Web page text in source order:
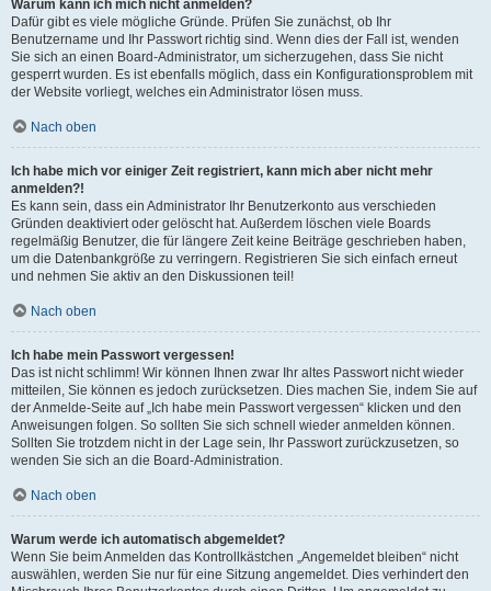
Warum kann ich mich nicht anmelden?
Dafür gibt es viele mögliche Gründe. Prüfen Sie zunächst, ob Ihr
Benutzername und Ihr Passwort richtig sind. Wenn dies der Fall ist, wenden
Sie sich an einen Board-Administrator, um sicherzugehen, dass Sie nicht
gesperrt wurden. Es ist ebenfalls möglich, dass ein Konfigurationsproblem mit
der Website vorliegt, welches ein Administrator lösen muss.
Nach oben
Ich habe mich vor einiger Zeit registriert, kann mich aber nicht mehr
anmelden?!
Es kann sein, dass ein Administrator Ihr Benutzerkonto aus verschieden
Gründen deaktiviert oder gelöscht hat. Außerdem löschen viele Boards
regelmäßig Benutzer, die für längere Zeit keine Beiträge geschrieben haben,
um die Datenbankgröße zu verringern. Registrieren Sie sich einfach erneut
und nehmen Sie aktiv an den Diskussionen teil!
Nach oben
Ich habe mein Passwort vergessen!
Das ist nicht schlimm! Wir können Ihnen zwar Ihr altes Passwort nicht wieder
mitteilen, Sie können es jedoch zurücksetzen. Dies machen Sie, indem Sie auf
der Anmelde-Seite auf „Ich habe mein Passwort vergessen“ klicken und den
Anweisungen folgen. So sollten Sie sich schnell wieder anmelden können.
Sollten Sie trotzdem nicht in der Lage sein, Ihr Passwort zurückzusetzen, so
wenden Sie sich an die Board-Administration.
Nach oben
Warum werde ich automatisch abgemeldet?
Wenn Sie beim Anmelden das Kontrollkästchen „Angemeldet bleiben“ nicht
auswählen, werden Sie nur für eine Sitzung angemeldet. Dies verhindert den